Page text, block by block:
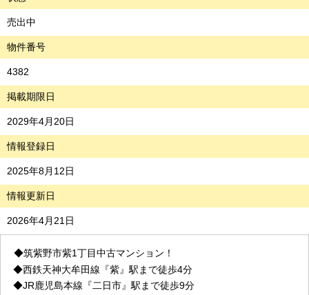
売出中
物件番号
4382
掲載期限日
2029年4月20日
情報登録日
2025年8月12日
情報更新日
2026年4月21日
◆筑紫野市紫1丁目中古マンション！
◆西鉄天神大牟田線『紫』駅まで徒歩4分
◆JR鹿児島本線『二日市』駅まで徒歩9分